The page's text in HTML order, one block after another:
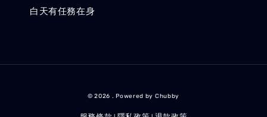
白天有任務在身
© 2026 . Powered by Chubby